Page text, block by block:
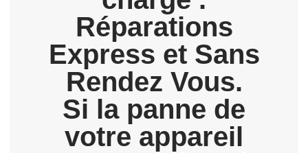
Réparations
Express et Sans
Rendez Vous.
Si la panne de
votre appareil